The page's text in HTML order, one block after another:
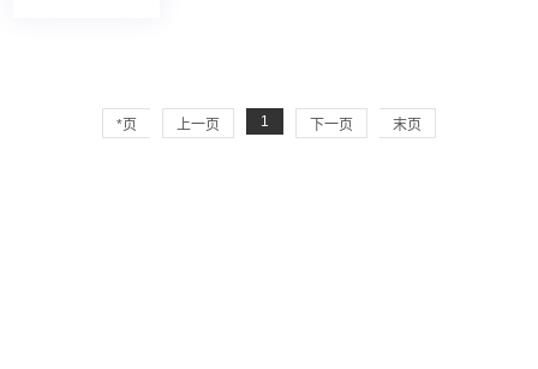
*页 上一页 1 下一页 末页